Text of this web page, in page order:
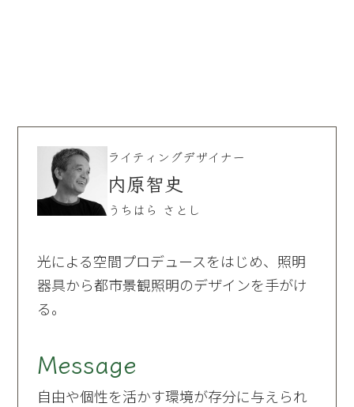
ライティングデザイナー
内原智史
うちはら さとし
光による空間プロデュースをはじめ、照明
器具から都市景観照明のデザインを手がけ
る。
Message
自由や個性を活かす環境が存分に与えられ